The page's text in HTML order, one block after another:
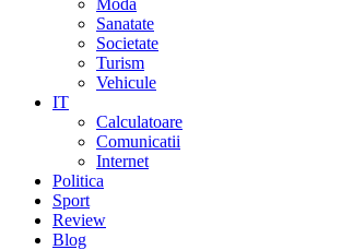
Moda
Sanatate
Societate
Turism
Vehicule
IT
Calculatoare
Comunicatii
Internet
Politica
Sport
Review
Blog